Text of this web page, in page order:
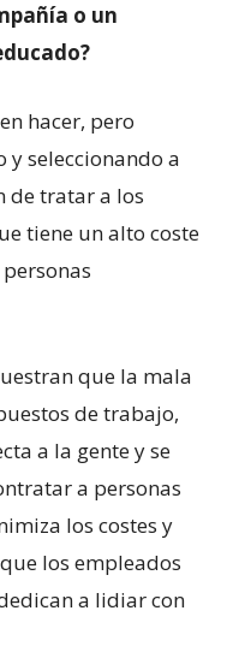
o un
hacer, pero
seleccionando a
de tratar a los
tiene un alto coste
que la mala
de trabajo,
a la gente y se
a personas
los costes y
los empleados
a lidiar con